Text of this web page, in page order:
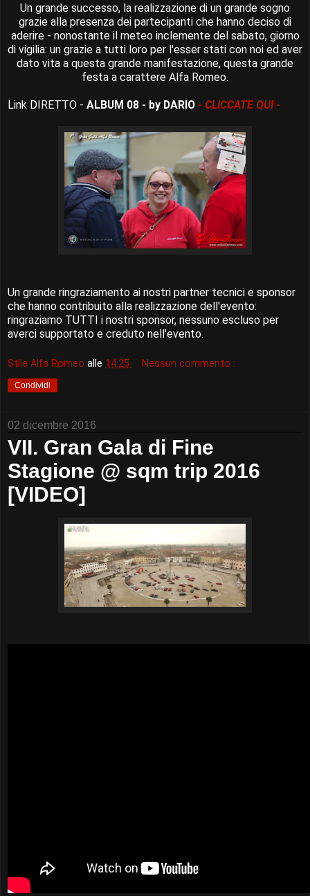
Un grande successo, la realizzazione di un grande sogno
grazie alla presenza dei partecipanti che hanno deciso di
aderire - nonostante il meteo inclemente del sabato, giorno
di vigilia: un grazie a tutti loro per l'esser stati con noi ed aver
dato vita a questa grande manifestazione, questa grande
festa a carattere Alfa Romeo.
Link DIRETTO - ALBUM 08 - by DARIO - CLICCATE QUI -
Un grande ringraziamento ai nostri partner tecnici e sponsor
che hanno contribuito alla realizzazione dell'evento:
ringraziamo TUTTI i nostri sponsor, nessuno escluso per
averci supportato e creduto nell'evento.
Stile Alfa Romeo alle 14:25 Nessun commento :
Condividi
02 dicembre 2016
VII. Gran Gala di Fine
Stagione @ sqm trip 2016
[VIDEO]